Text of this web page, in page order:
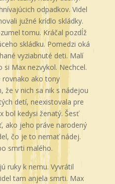
odpadkov. Videl
južné krídlo skládky.
tomu. Kráčal pozdĺž
skládku. Pomedzi oká
vyziabnuté deti. Malí
Max nezvykol. Nechcel.
rovnako ako tony
že v nich sa nik s nádejou
detí, neexistovala pre
bol kedysi ženatý. Šesť
ako jeho práve narodený
čo je to nemať nádej.
smrti malého.
ruky k nemu. Vyvrátil
tam anjela smrti. Max